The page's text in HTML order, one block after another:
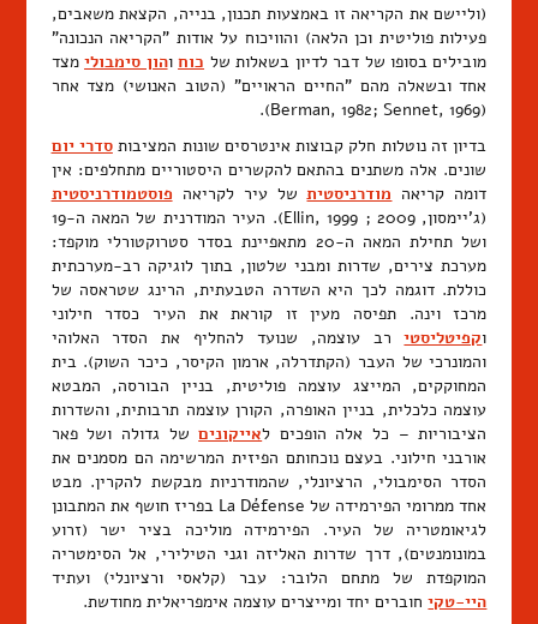
(וליישם את הקריאה זו באמצעות תכנון, בנייה, הקצאת משאבים,
פעילות פוליטית וכן הלאה) והוויכוח על אודות "הקריאה הנכונה"
מובילים בסופו של דבר לדיון בשאלות של כוחוהון סימבולימצד
אחד ובשאלה מהם "החיים הראויים" (הטוב האנושי) מצד אחר
(Berman, 1982; Sennet, 1969).
בדיון זה נוטלות חלק קבוצות אינטרסים שונות המציבותסדרי יום
שונים. אלה משתנים בהתאם להקשרים היסטוריים מתחלפים: אין
דומה קריאה מודרניסטיתשל עיר לקריאה פוסטמודרניסטית
(ג'יימסון, 2009 ; Ellin, 1999). העיר המודרנית של המאה ה-19
ושל תחילת המאה ה-20 מתאפיינת בסדר סטרוקטורלי מוקפד:
מערכת צירים, שדרות ומבני שלטון, בתוך לוגיקה רב-מערכתית
כוללת. דוגמה לכך היא השדרה הטבעתית, הרינג שטראסה של
מרכז וינה. תפיסה מעין זו קוראת את העיר כסדר חילוני
וקפיטליסטירב עוצמה, שנועד להחליף את הסדר האלוהי
והמונרכי של העבר (הקתדרלה, ארמון הקיסר, כיכר השוק). בית
המחוקקים, המייצג עוצמה פוליטית, בניין הבורסה, המבטא
עוצמה כלכלית, בניין האופרה, הקורן עוצמה תרבותית, והשדרות
הציבוריות – כל אלה הופכים לאייקוניםשל גדולה ושל פאר
אורבני חילוני. בעצם נוכחותם הפיזית המרשימה הם מסמנים את
הסדר הסימבולי, הרציונלי, שהמודרניות מבקשת להקרין. מבט
אחד ממרומי הפירמידה של La Défense בפריז חושף את המתבונן
לגיאומטריה של העיר. הפירמידה מוליכה בציר ישר (זרוע
במונומנטים), דרך שדרות האליזה וגני הטילירי, אל הסימטריה
המוקפדת של מתחם הלובר: עבר (קלאסי ורציונלי) ועתיד
היי-טקיחוברים יחד ומייצרים עוצמה אימפריאלית מחודשת.